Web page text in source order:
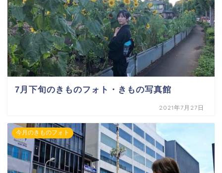
7月下旬のきものフォト・きもの写真館
2021年7月27日
今月のきものフォト